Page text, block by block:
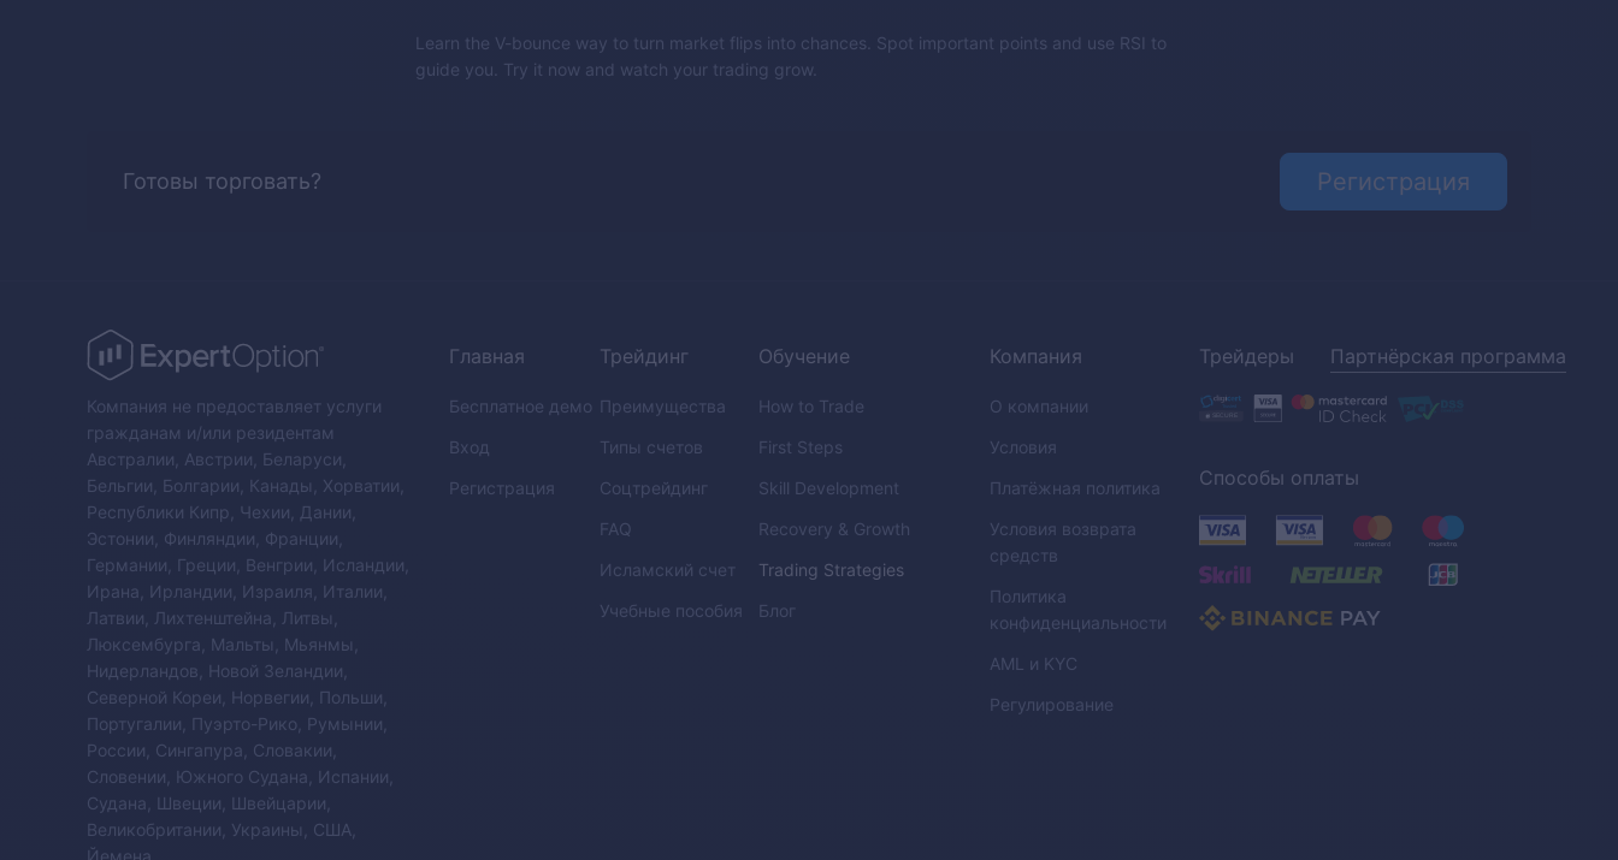
Learn the V-bounce way to turn market flips into chances. Spot important points and use RSI to
guide you. Try it now and watch your trading grow.
Готовы торговать? Регистрация
Компания не предоставляет услуги
гражданам и/или резидентам
Австралии, Австрии, Беларуси,
Бельгии, Болгарии, Канады, Хорватии,
Республики Кипр, Чехии, Дании,
Эстонии, Финляндии, Франции,
Германии, Греции, Венгрии, Исландии,
Ирана, Ирландии, Израиля, Италии,
Латвии, Лихтенштейна, Литвы,
Люксембурга, Мальты, Мьянмы,
Нидерландов, Новой Зеландии,
Северной Кореи, Норвегии, Польши,
Португалии, Пуэрто-Рико, Румынии,
России, Сингапура, Словакии,
Словении, Южного Судана, Испании,
Судана, Швеции, Швейцарии,
Великобритании, Украины, США,
Главная
Бесплатное демо
Вход
Регистрация
Трейдинг
Преимущества
Типы счетов
Соцтрейдинг
FAQ
Исламский счет
Учебные пособия
Обучение
How to Trade
First Steps
Skill Development
Recovery & Growth
Trading Strategies
Блог
Компания
О компании
Условия
Платёжная политика
Условия возврата
средств
Политика
конфиденциальности
AML
и KYC
Регулирование
Трейдеры Партнёрская программа
Способы оплаты